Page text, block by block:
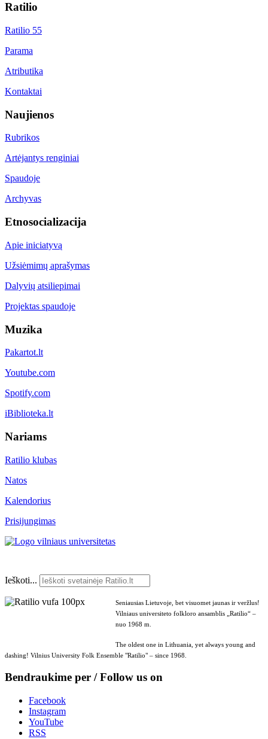
Ratilio
Ratilio 55
Parama
Atributika
Kontaktai
Naujienos
Rubrikos
Artėjantys renginiai
Spaudoje
Archyvas
Etnosocializacija
Apie iniciatyvą
Užsiėmimų aprašymas
Dalyvių atsiliepimai
Projektas spaudoje
Muzika
Pakartot.lt
Youtube.com
Spotify.com
iBiblioteka.lt
Nariams
Ratilio klubas
Natos
Kalendorius
Prisijungimas
Ieškoti...
Seniausias Lietuvoje, bet visuomet jaunas ir veržlus!
Vilniaus universiteto folkloro ansamblis „Ratilio“ –
nuo 1968 m.
The oldest one in Lithuania, yet always young and
dashing! Vilnius University Folk Ensemble "Ratilio" – since 1968.
Bendraukime per / Follow us on
Facebook
Instagram
YouTube
RSS